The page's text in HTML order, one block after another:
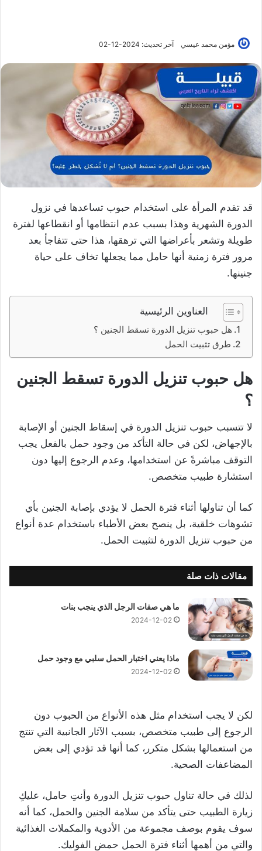
مؤمن محمد عيسي آخر تحديث: 2024-12-02
قد تقدم المرأة على استخدام حبوب تساعدها في نزول
الدورة الشهرية وهذا بسبب عدم انتظامها أو انقطاعها لفترة
طويلة وتشعر بأعراضها التي ترهقها، هذا حتى تتفاجأ بعد
مرور فترة زمنية أنها حامل مما يجعلها تخاف على حياة
جنينها.
العناوين الرئيسية
هل حبوب تنزيل الدورة تسقط الجنين ؟
طرق تثبيت الحمل
هل حبوب تنزيل الدورة تسقط الجنين
؟
لا تتسبب حبوب تنزيل الدورة في إسقاط الجنين أو الإصابة
بالإجهاض، لكن في حالة التأكد من وجود حمل بالفعل يجب
التوقف مباشرةً عن استخدامها، وعدم الرجوع إليها دون
استشارة طبيب متخصص.
كما أن تناولها أثناء فترة الحمل لا يؤدي بإصابة الجنين بأي
تشوهات خلقية، بل ينصح بعض الأطباء باستخدام عدة أنواع
من حبوب تنزيل الدورة لتثبيت الحمل.
مقالات ذات صلة
ما هي صفات الرجل الذي ينجب بنات
2024-12-02
ماذا يعني اختبار الحمل سلبي مع وجود حمل
2024-12-02
لكن لا يجب استخدام مثل هذه الأنواع من الحبوب دون
الرجوع إلى طبيب متخصص، بسبب الآثار الجانبية التي تنتج
من استعمالها بشكل متكرر، كما أنها قد تؤدي إلى بعض
المضاعفات الصحية.
لذلك في حالة تناول حبوب تنزيل الدورة وأنتِ حامل، عليكِ
زيارة الطبيب حتى يتأكد من سلامة الجنين والحمل، كما أنه
سوف يقوم بوصف مجموعة من الأدوية والمكملات الغذائية
والتي من أهمها أثناء فترة الحمل حمض الفوليك.